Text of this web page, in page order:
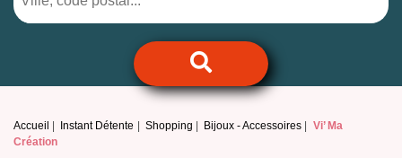
Accueil Instant Détente Shopping Bijoux - Accessoires
Vi’ Ma
Création